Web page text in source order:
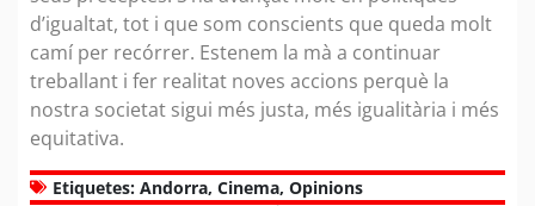
d’igualtat, tot i que som conscients que queda molt
camí per recórrer. Estenem la mà a continuar
treballant i fer realitat noves accions perquè la
nostra societat sigui més justa, més igualitària i més
equitativa.
Etiquetes: Andorra, Cinema, Opinions